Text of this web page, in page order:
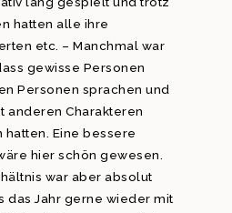
hatten alle ihre
etc. – Manchmal war
gewisse Personen
Personen sprachen und
anderen Charakteren
Eine bessere
hier schön gewesen.
war aber absolut
das Jahr gerne wieder mit